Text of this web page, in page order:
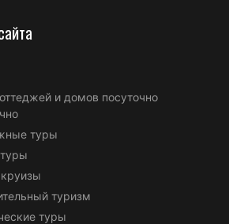
и домов посуточно
туры
туризм
туры